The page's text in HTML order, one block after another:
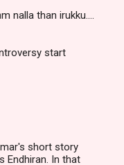
nalla than irukku....
start
short story
Endhiran. In that